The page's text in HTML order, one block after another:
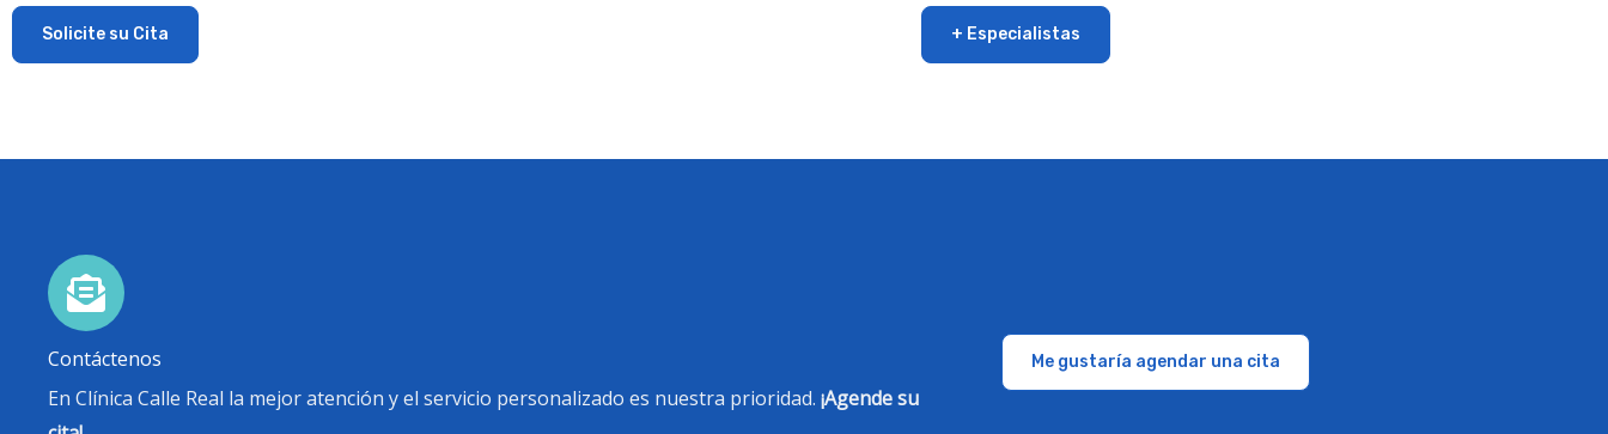
Solicite su Cita + Especialistas
Contáctenos
En Clínica Calle Real la mejor atención y el servicio personalizado es nuestra prioridad. ¡Agende su
Me gustaría agendar una cita